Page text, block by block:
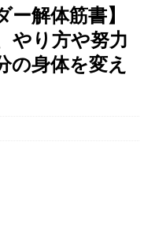
ー解体筋書】
やり方や努力
の身体を変え